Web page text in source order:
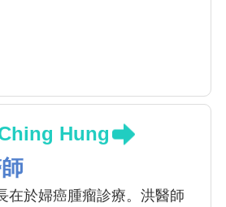
Hung
在於婦癌腫瘤診療。洪醫師